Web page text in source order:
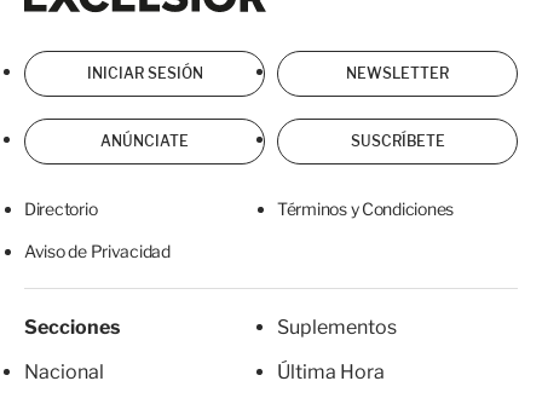
INICIAR SESIÓN NEWSLETTER
ANÚNCIATE SUSCRÍBETE
Directorio Términos y Condiciones
Aviso de Privacidad
Secciones
Nacional
Suplementos
Última Hora